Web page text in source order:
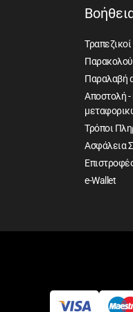
Παραλαβή
Αποστολή
Τρόποι
Ασφάλεια
e-Wallet